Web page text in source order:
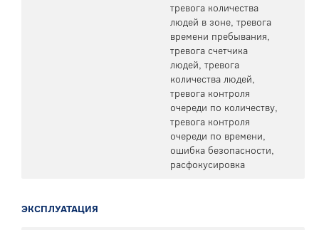
тревога количества
людей в зоне, тревога
времени пребывания,
тревога счетчика
людей, тревога
количества людей,
тревога контроля
очереди по количеству,
тревога контроля
очереди по времени,
ошибка безопасности,
расфокусировка
ЭКСПЛУАТАЦИЯ